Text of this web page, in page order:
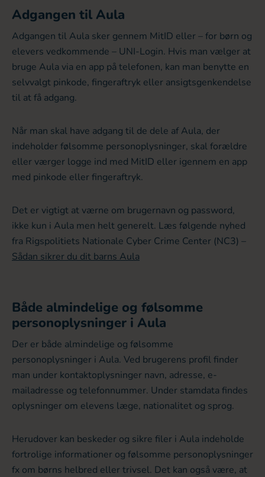
Adgangen til Aula
Adgangen til Aula sker gennem MitID eller – for børn og
elevers vedkommende – UNI-Login. Hvis man vælger at
bruge Aula via en app på telefonen, kan man benytte en
selvvalgt pinkode, fingeraftryk eller ansigtsgenkendelse
til at få adgang.
Når man skal have adgang til de dele af Aula, der
indeholder følsomme personoplysninger, skal forældre
eller værger logge ind med MitID eller igennem en app
med pinkode eller fingeraftryk.
Det er vigtigt at værne om brugernavn og password,
ikke kun i Aula men helt generelt. Læs følgende nyhed
fra Rigspolitiets Nationale Cyber Crime Center (NC3) –
Sådan sikrer du dit barns Aula
Både almindelige og følsomme
personoplysninger i Aula
Der er både almindelige og følsomme
personoplysninger i Aula. Ved brugerens profil finder
man under kontaktoplysninger navn, adresse, e-
mailadresse og telefonnummer. Under stamdata findes
oplysninger om elevens læge, nationalitet og sprog.
Herudover kan beskeder og sikre filer i Aula indeholde
fortrolige informationer og følsomme personoplysninger
fx om børns helbred eller trivsel. Det kan også være, at